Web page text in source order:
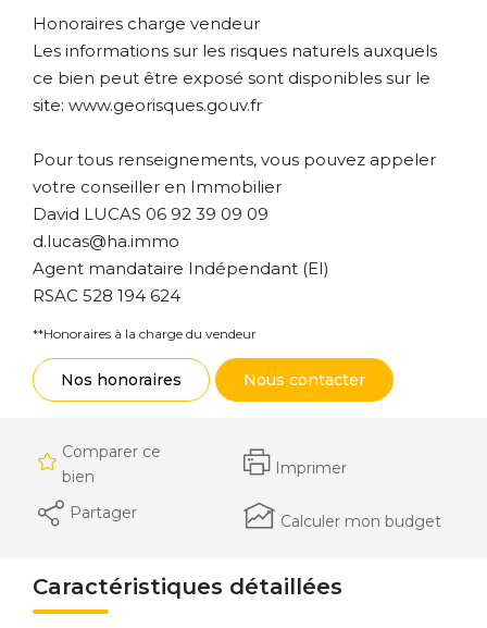
Honoraires charge vendeur
Les informations sur les risques naturels auxquels
ce bien peut être exposé sont disponibles sur le
site: www.georisques.gouv.fr
Pour tous renseignements, vous pouvez appeler
votre conseiller en Immobilier
David LUCAS 06 92 39 09 09
d.lucas@ha.immo
Agent mandataire Indépendant (EI)
RSAC 528 194 624
**Honoraires à la charge du vendeur
Nos honoraires Nous contacter
Comparer ce
bien
Imprimer
Partager Calculer mon budget
Caractéristiques détaillées